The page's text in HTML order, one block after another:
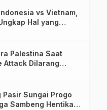
vs Vietnam,
Hal yang
Palestina Saat
Attack Dilarang
Lagi
Pasir Sungai Progo
Sambeng Hentikan